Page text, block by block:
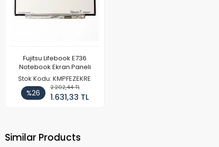
Fujitsu Lifebook E736
Notebook Ekran Paneli
Stok Kodu: KMPFEZEKRE
%26
2.202,44 TL
1.631,33 TL
Similar Products